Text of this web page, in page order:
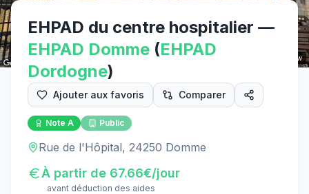
Street View
EHPAD du centre hospitalier —
EHPAD Domme (EHPAD
Dordogne)
Ajouter aux favoris Comparer
Note A Public
Rue de l'Hôpital, 24250 Domme
À partir de 67.66€/jour
avant déduction des aides